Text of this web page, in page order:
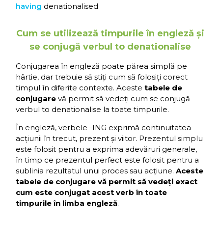
having denationalised
Cum se utilizează timpurile în engleză și
se conjugă verbul to denationalise
Conjugarea în engleză poate părea simplă pe
hârtie, dar trebuie să știți cum să folosiți corect
timpul în diferite contexte. Aceste tabele de
conjugare vă permit să vedeți cum se conjugă
verbul to denationalise la toate timpurile.
În engleză, verbele -ING exprimă continuitatea
acțiunii în trecut, prezent și viitor. Prezentul simplu
este folosit pentru a exprima adevăruri generale,
în timp ce prezentul perfect este folosit pentru a
sublinia rezultatul unui proces sau acțiune. Aceste
tabele de conjugare vă permit să vedeți exact
cum este conjugat acest verb în toate
timpurile în limba engleză.